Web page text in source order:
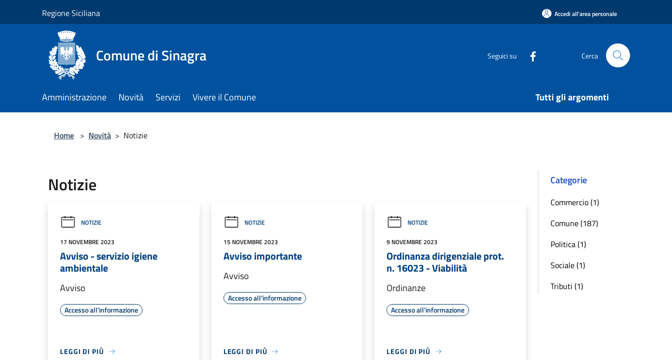
Regione Siciliana Accedi all'area personale
Comune di Sinagra Seguici su Cerca
Amministrazione Novità Servizi Vivere il Comune Tutti gli argomenti
Home > Novità > Notizie
Notizie
NOTIZIE
17 NOVEMBRE 2023
Avviso - servizio igiene
ambientale
Avviso
Accesso all'informazione
LEGGI DI PIÙ
NOTIZIE
15 NOVEMBRE 2023
Avviso importante
Avviso
Accesso all'informazione
LEGGI DI PIÙ
NOTIZIE
9 NOVEMBRE 2023
Ordinanza dirigenziale prot.
n. 16023 - Viabilità
Ordinanze
Accesso all'informazione
LEGGI DI PIÙ
Categorie
Commercio (1)
Comune (187)
Politica (1)
Sociale (1)
Tributi (1)